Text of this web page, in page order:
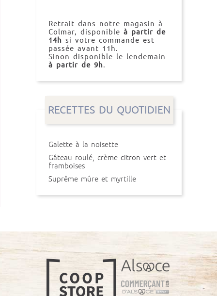
Retrait dans notre magasin à
Colmar, disponible à partir de
14h si votre commande est
passée avant 11h.
Sinon disponible le lendemain
à partir de 9h.
RECETTES DU QUOTIDIEN
Galette à la noisette
Gâteau roulé, crème citron vert et
framboises
Suprême mûre et myrtille